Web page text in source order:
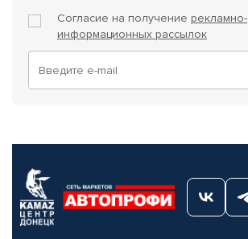
Согласие на получение рекламно-
информационных рассылок